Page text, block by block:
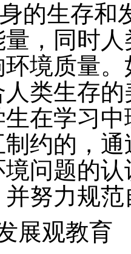
的生存和
，同时
境质量
类生存
在学习
约的，
问题的
努力规
展观教育